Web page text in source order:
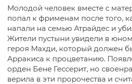
Молодой человек вместе с
попал к фрименам после того,
напали на семью Атрайдес и
Жители пустыни увидели в
героя Махди, который должен
Арракиса к процветанию.
орден Бене Гессерит, но
верила в эти пророчества и